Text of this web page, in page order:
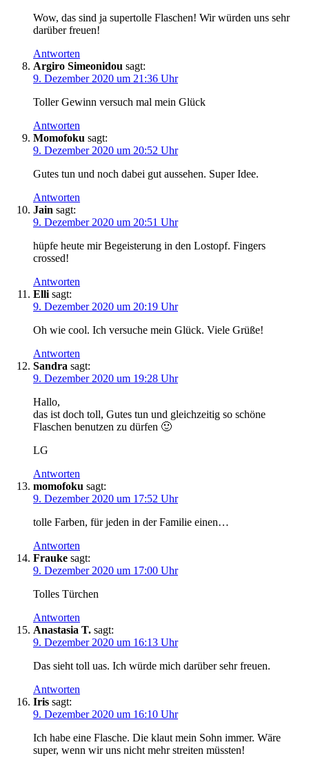
Wow, das sind ja supertolle Flaschen! Wir würden uns sehr
darüber freuen!
Antworten
Argiro Simeonidou sagt:
9. Dezember 2020 um 21:36 Uhr
Toller Gewinn versuch mal mein Glück
Antworten
Momofoku sagt:
9. Dezember 2020 um 20:52 Uhr
Gutes tun und noch dabei gut aussehen. Super Idee.
Antworten
Jain sagt:
9. Dezember 2020 um 20:51 Uhr
hüpfe heute mir Begeisterung in den Lostopf. Fingers
crossed!
Antworten
Elli sagt:
9. Dezember 2020 um 20:19 Uhr
Oh wie cool. Ich versuche mein Glück. Viele Grüße!
Antworten
Sandra sagt:
9. Dezember 2020 um 19:28 Uhr
Hallo,
das ist doch toll, Gutes tun und gleichzeitig so schöne
Flaschen benutzen zu dürfen 🙂
LG
Antworten
momofoku sagt:
9. Dezember 2020 um 17:52 Uhr
tolle Farben, für jeden in der Familie einen…
Antworten
Frauke sagt:
9. Dezember 2020 um 17:00 Uhr
Tolles Türchen
Antworten
Anastasia T. sagt:
9. Dezember 2020 um 16:13 Uhr
Das sieht toll uas. Ich würde mich darüber sehr freuen.
Antworten
Iris sagt:
9. Dezember 2020 um 16:10 Uhr
Ich habe eine Flasche. Die klaut mein Sohn immer. Wäre
super, wenn wir uns nicht mehr streiten müssten! ‍‍